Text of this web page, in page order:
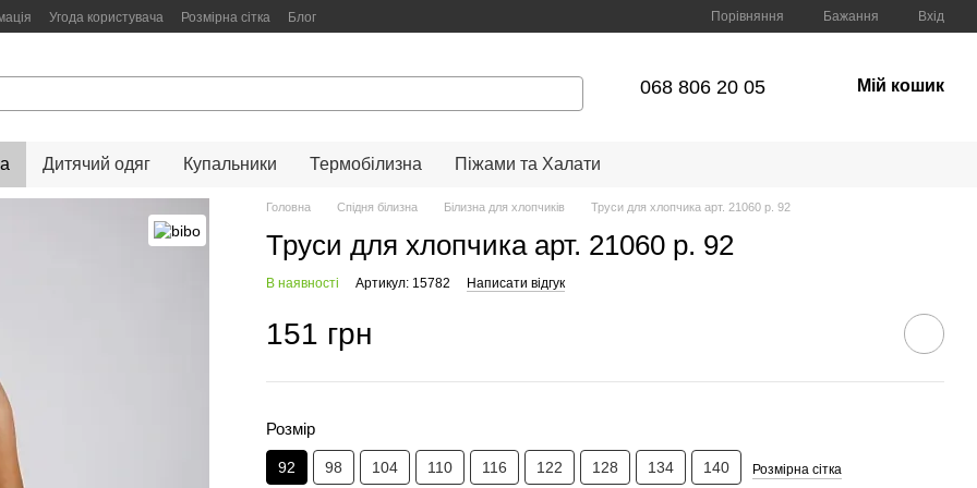
Угода користувача Розмірна сітка Блог Порівняння Бажання Вхід
068 806 20 05 Мій кошик
Дитячий одяг Купальники Термобілизна Піжами та Халати
Головна Спідня білизна Білизна для хлопчиків Труси для хлопчика арт. 21060 р. 92
Труси для хлопчика арт. 21060 р. 92
В наявності Артикул: 15782 Написати відгук
151 грн
Розмір
92 98 104 110 116 122 128 134 140 Розмірна сітка